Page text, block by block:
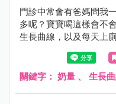
門診中常會有爸媽問我
多呢？寶寶喝這樣會不
生長曲線，以及每天上
都在正常範圍內就不必
關鍵字： 奶量 、 生長